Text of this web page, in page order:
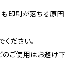
印刷が落ちる原因
ださい。
ご使用はお避け下